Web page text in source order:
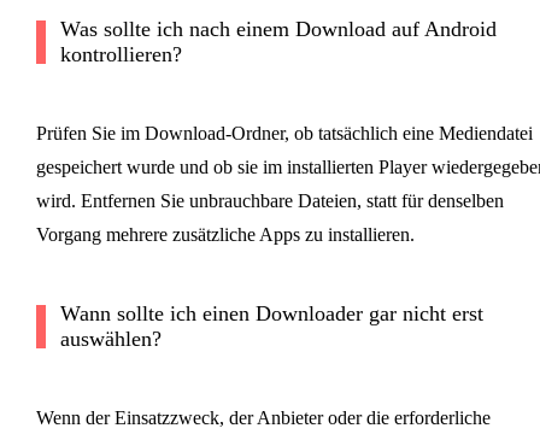
Was sollte ich nach einem Download auf Android
kontrollieren?
Prüfen Sie im Download-Ordner, ob tatsächlich eine Mediendatei
gespeichert wurde und ob sie im installierten Player
wird. Entfernen Sie unbrauchbare Dateien, statt für denselben
Vorgang mehrere zusätzliche Apps zu installieren.
Wann sollte ich einen Downloader gar nicht erst
auswählen?
Wenn der Einsatzzweck, der Anbieter oder die erforderliche